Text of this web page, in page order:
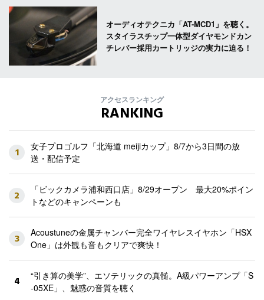
オーディオテクニカ「AT-MCD1」を聴く。
スタイラスチップ一体型ダイヤモンドカン
チレバー採用カートリッジの実力に迫る！
アクセスランキング
RANKING
1
女子プロゴルフ「北海道 meijiカップ」8/7から3日間の放
送・配信予定
2
「ビックカメラ浦和西口店」8/29オープン 最大20%ポイン
トなどのキャンペーンも
3
Acoustuneの金属チャンバー完全ワイヤレスイヤホン「HSX
One」は外観も音もクリアで爽快！
4
“引き算の美学”、エソテリックの真髄。A級パワーアンプ「S
-05XE」、魅惑の音質を聴く